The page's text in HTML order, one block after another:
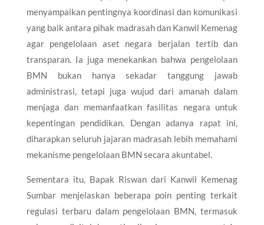
menyampaikan pentingnya koordinasi dan komunikasi
yang baik antara pihak madrasah dan Kanwil Kemenag
agar pengelolaan aset negara berjalan tertib dan
transparan. Ia juga menekankan bahwa pengelolaan
BMN bukan hanya sekadar tanggung jawab
administrasi, tetapi juga wujud dari amanah dalam
menjaga dan memanfaatkan fasilitas negara untuk
kepentingan pendidikan. Dengan adanya rapat ini,
diharapkan seluruh jajaran madrasah lebih memahami
mekanisme pengelolaan BMN secara akuntabel.
Sementara itu, Bapak Riswan dari Kanwil Kemenag
Sumbar menjelaskan beberapa poin penting terkait
regulasi terbaru dalam pengelolaan BMN, termasuk